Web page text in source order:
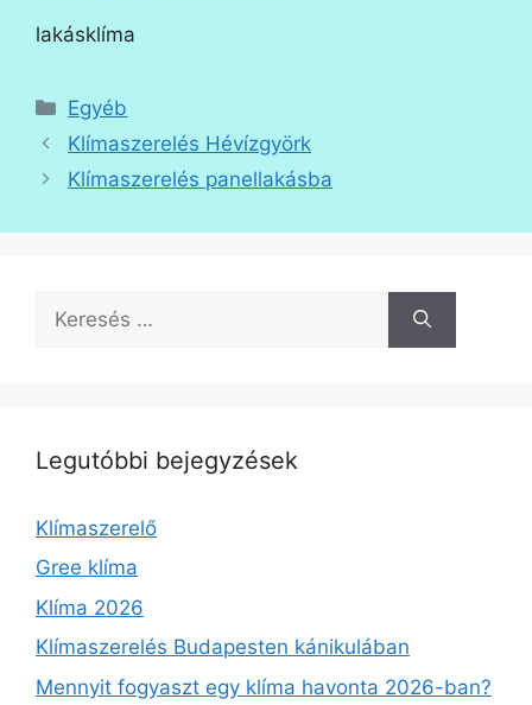
lakásklíma
Kategória
Egyéb
Klímaszerelés Hévízgyörk
Klímaszerelés panellakásba
Keresés:
Legutóbbi bejegyzések
Klímaszerelő
Gree klíma
Klíma 2026
Klímaszerelés Budapesten kánikulában
Mennyit fogyaszt egy klíma havonta 2026-ban?